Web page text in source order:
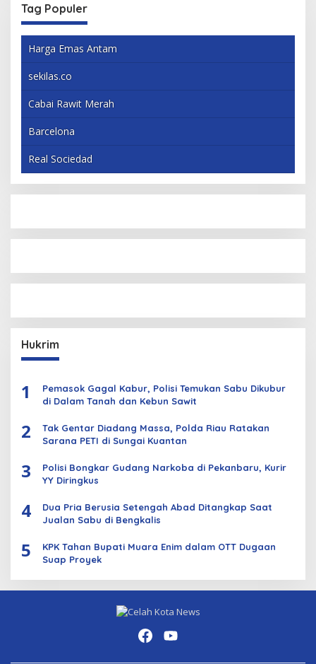
Tag Populer
Harga Emas Antam
sekilas.co
Cabai Rawit Merah
Barcelona
Real Sociedad
Hukrim
1
Pemasok Gagal Kabur, Polisi Temukan Sabu Dikubur
di Dalam Tanah dan Kebun Sawit
2
Tak Gentar Diadang Massa, Polda Riau Ratakan
Sarana PETI di Sungai Kuantan
3
Polisi Bongkar Gudang Narkoba di Pekanbaru, Kurir
YY Diringkus
4
Dua Pria Berusia Setengah Abad Ditangkap Saat
Jualan Sabu di Bengkalis
5
KPK Tahan Bupati Muara Enim dalam OTT Dugaan
Suap Proyek